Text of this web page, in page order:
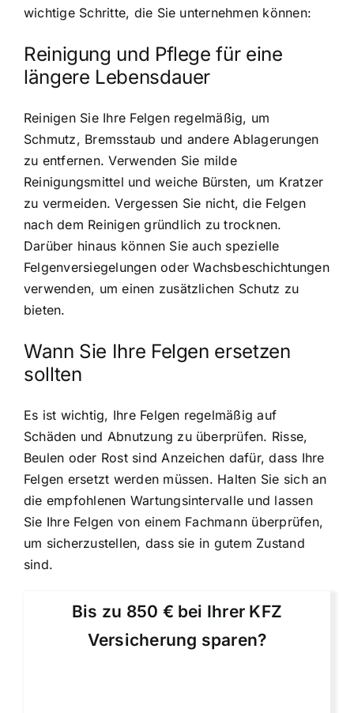
wichtige Schritte, die Sie unternehmen können:
Reinigung und Pflege für eine
längere Lebensdauer
Reinigen Sie Ihre Felgen regelmäßig, um
Schmutz, Bremsstaub und andere Ablagerungen
zu entfernen. Verwenden Sie milde
Reinigungsmittel und weiche Bürsten, um Kratzer
zu vermeiden. Vergessen Sie nicht, die Felgen
nach dem Reinigen gründlich zu trocknen.
Darüber hinaus können Sie auch spezielle
Felgenversiegelungen oder Wachsbeschichtungen
verwenden, um einen zusätzlichen Schutz zu
bieten.
Wann Sie Ihre Felgen ersetzen
sollten
Es ist wichtig, Ihre Felgen regelmäßig auf
Schäden und Abnutzung zu überprüfen. Risse,
Beulen oder Rost sind Anzeichen dafür, dass Ihre
Felgen ersetzt werden müssen. Halten Sie sich an
die empfohlenen Wartungsintervalle und lassen
Sie Ihre Felgen von einem Fachmann überprüfen,
um sicherzustellen, dass sie in gutem Zustand
sind.
Bis zu 850 € bei Ihrer KFZ
Versicherung sparen?